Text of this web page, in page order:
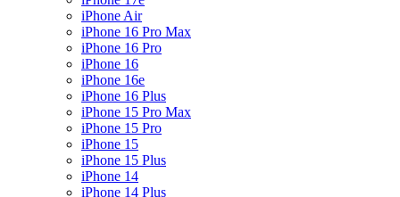
iPhone Air
iPhone 16 Pro Max
iPhone 16 Pro
iPhone 16
iPhone 16e
iPhone 16 Plus
iPhone 15 Pro Max
iPhone 15 Pro
iPhone 15
iPhone 15 Plus
iPhone 14
iPhone 14 Plus